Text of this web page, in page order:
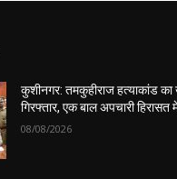
कुशीनगर: तमकुहीराज हत्याकांड
गिरफ्तार, एक बाल अपचारी हिरासत
08/08/2026